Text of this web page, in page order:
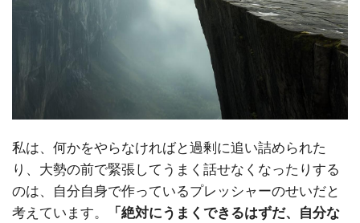
私は、何かをやらなければと過剰に追い詰められた
り、大勢の前で緊張してうまく話せなくなったりする
のは、自分自身で作っているプレッシャーのせいだと
考えています。
「絶対にうまくできるはずだ、自分な